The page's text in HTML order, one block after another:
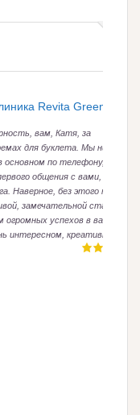
Revita Green Line
вам, Катя, за
для буклета. Мы никогда
основном по телефону, но
общения с вами, и мы
Наверное, без этого не
замечательной статьи о
успехов в вашем
интересном, креативном.